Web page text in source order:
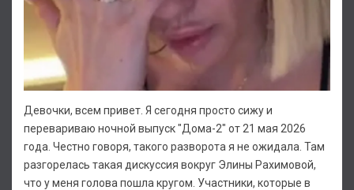
Девочки, всем привет. Я сегодня просто сижу и
перевариваю ночной выпуск "Дома-2" от 21 мая 2026
года. Честно говоря, такого разворота я не ожидала. Там
разгорелась такая дискуссия вокруг Элины Рахимовой,
что у меня голова пошла кругом. Участники, которые в